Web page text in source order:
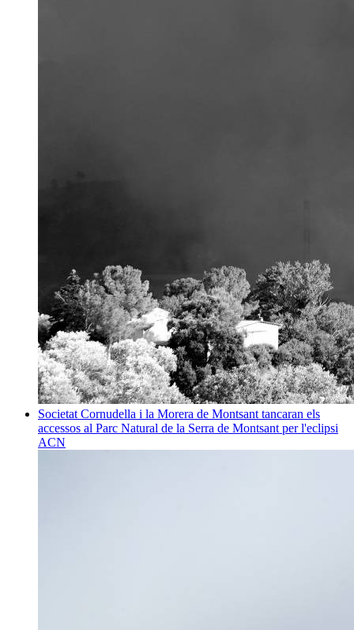
Societat Cornudella i la Morera de Montsant tancaran els
accessos al Parc Natural de la Serra de Montsant per l'eclipsi
ACN